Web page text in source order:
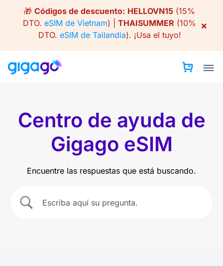
🎁 Códigos de descuento: HELLOVN15 (15%
DTO. eSIM de Vietnam) | THAISUMMER (10%
DTO. eSIM de Tailandia). ¡Usa el tuyo!
×
Centro de ayuda de
Gigago eSIM
Encuentre las respuestas que está buscando.